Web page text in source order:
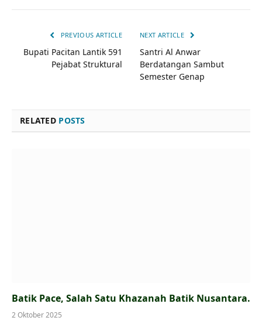
PREVIOUS ARTICLE
Bupati Pacitan Lantik 591
Pejabat Struktural
NEXT ARTICLE
Santri Al Anwar
Berdatangan Sambut
Semester Genap
RELATED POSTS
Batik Pace, Salah Satu Khazanah Batik Nusantara.
2 Oktober 2025